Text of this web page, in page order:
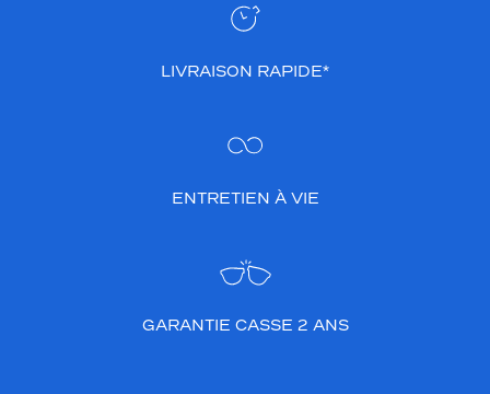
LIVRAISON RAPIDE*
ENTRETIEN À VIE
GARANTIE CASSE 2 ANS